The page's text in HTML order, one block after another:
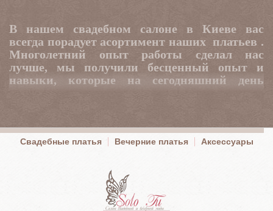
В нашем свадебном салоне в Киеве вас
всегда порадует асортимент наших платьев .
Многолетний опыт работы сделал нас
лучше, мы получили бесценный опыт и
навыки, которые на сегодняшний день
наших посетителей и совершенно бесплатно
создать неповторимый стиль для невесты,
наличии около сотни разных свадебных
платьев и более ста вечерних. У нас вы
можете мерить, комбинировать, шить под
заказ, брать напрокат и многое другое. В
Свадебные платья Вечерние платья Аксессуары